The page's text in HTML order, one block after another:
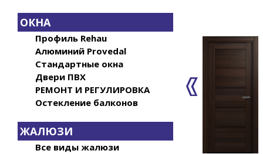
ОКНА
Профиль Rehau
Алюминий Provedal
Стандартные окна
Двери ПВХ
РЕМОНТ И РЕГУЛИРОВКА
Остекление балконов
ЖАЛЮЗИ
Все виды жалюзи